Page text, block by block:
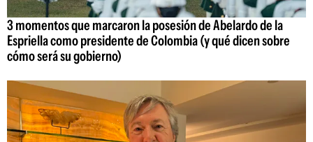
3 momentos que marcaron la posesión de Abelardo de la
Espriella como presidente de Colombia (y qué dicen sobre
cómo será su gobierno)